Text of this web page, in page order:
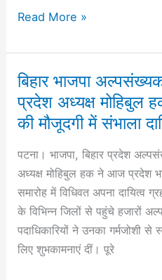
Read More »
बिहार भाजपा
प्रदेश अध्यक्ष मोहिबुल
की मौजूदगी में संभाला
पटना। भाजपा, बिहार प्रदेश
अध्यक्ष मोहिबुल हक ने आज प्रदेश
समारोह में विधिवत अपना दायित्व
के विभिन्न जिलों से पहुंचे हजारों
पदाधिकारियों ने उनका गर्मजोशी से
लिए शुभकामनाएं दीं। पूरे
बिहार
भाजपा
अल्पसंख्यक
के
नवनियुक्त
प्रदेश
अध्यक्ष
मोहिबुल
हक